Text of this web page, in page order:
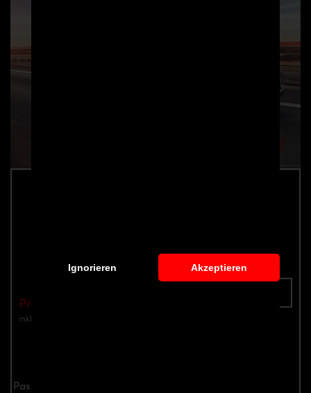
Ignorieren Akzeptieren
Preis: €1,399.00
inkl. Mwst.
Passend für alle Porsche Panamera 970 Modelle